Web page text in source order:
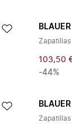
BLAUER
103,50
-44%
BLAUER